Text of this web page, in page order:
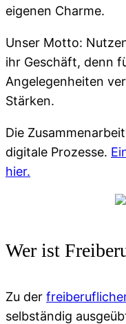
eigenen Charme.
Unser Motto:
ihr Geschäft, denn
Angelegenheiten
Stärken.
Die
digitale Prozesse.
hier.
Wer ist
Zu der
selbständig